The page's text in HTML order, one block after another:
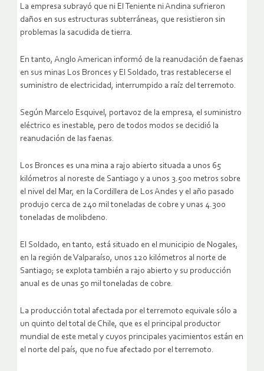
La empresa subrayó que ni El Teniente ni Andina sufrieron
daños en sus estructuras subterráneas, que resistieron sin
problemas la sacudida de tierra.
En tanto, Anglo American informó de la reanudación de faenas
en sus minas Los Bronces y El Soldado, tras restablecerse el
suministro de electricidad, interrumpido a raíz del terremoto.
Según Marcelo Esquivel, portavoz de la empresa, el suministro
eléctrico es inestable, pero de todos modos se decidió la
reanudación de las faenas.
Los Bronces es una mina a rajo abierto situada a unos 65
kilómetros al noreste de Santiago y a unos 3.500 metros sobre
el nivel del Mar, en la Cordillera de Los Andes y el año pasado
produjo cerca de 240 mil toneladas de cobre y unas 4.300
toneladas de molibdeno.
El Soldado, en tanto, está situado en el municipio de Nogales,
en la región de Valparaíso, unos 120 kilómetros al norte de
Santiago; se explota también a rajo abierto y su producción
anual es de unas 50 mil toneladas de cobre.
La producción total afectada por el terremoto equivale sólo a
un quinto del total de Chile, que es el principal productor
mundial de este metal y cuyos principales yacimientos están en
el norte del país, que no fue afectado por el terremoto.